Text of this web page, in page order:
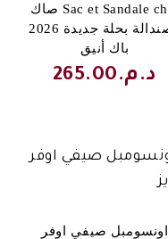
Sac et Sandale chic صاك
وصندالة بحلة جديدة 2026
باك أنيق
د.م.265.00
اونسومبل صيفي اوفر